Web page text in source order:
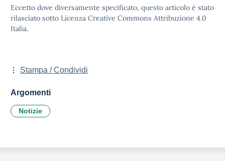
Eccetto dove diversamente specificato, questo articolo è stato
rilasciato sotto Licenza Creative Commons Attribuzione 4.0
Italia.
Stampa / Condividi
Argomenti
Notizie